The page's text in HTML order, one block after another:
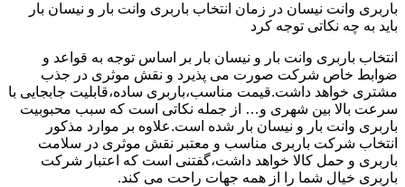
باربری وانت نیسان در زمان انتخاب باربری وانت بار و نیسان بار
باید به چه نکاتی توجه کرد
انتخاب باربری وانت بار و نیسان بار بر اساس توجه به قواعد و
ضوابط خاص شرکت صورت می پذیرد و نقش موثری در جذب
مشتری خواهد داشت.قیمت مناسب،باربری ساده،قابلیت جابجایی با
سرعت بالا بین شهری و… از جمله نکاتی است که سبب محبوبیت
باربری وانت بار و نیسان بار شده است.علاوه بر موارد مذکور
انتخاب شرکت باربری مناسب و معتبر نقش موثری در سلامت
باربری و حمل کالا خواهد داشت،گفتنی است که اعتبار شرکت
باربری خیال شما را از همه جهات راحت می کند.